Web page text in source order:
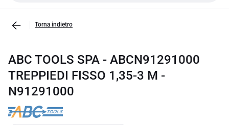
Torna indietro
ABC TOOLS SPA - ABCN91291000
TREPPIEDI FISSO 1,35-3 M -
N91291000